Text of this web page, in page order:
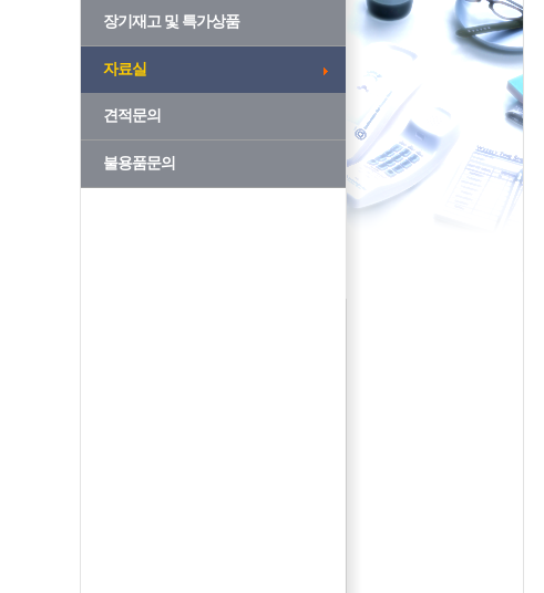
장기재고 및 특가상품
자료실
견적문의
불용품문의